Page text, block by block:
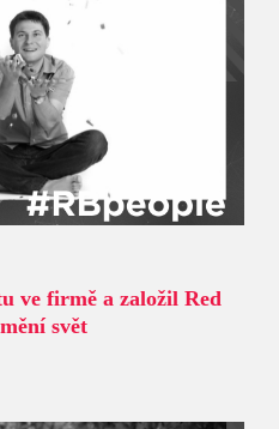
ve firmě a založil Red
svět